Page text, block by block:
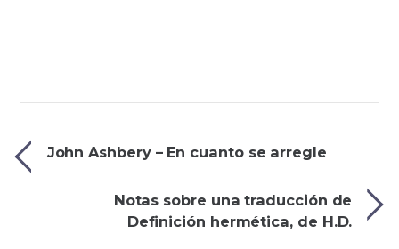
John Ashbery – En cuanto se arregle
Notas sobre una traducción de
Definición hermética, de H.D.